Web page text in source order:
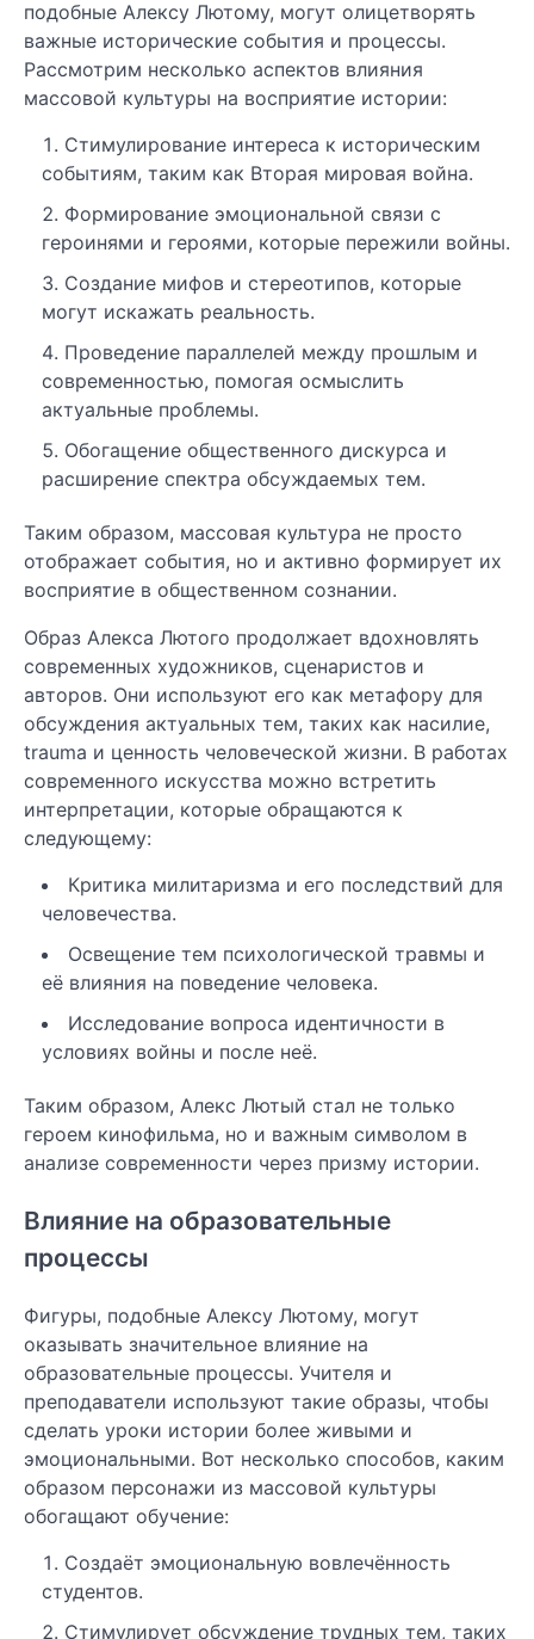
подобные Алексу Лютому, могут олицетворять
важные исторические события и процессы.
Рассмотрим несколько аспектов влияния
массовой культуры на восприятие истории:
Стимулирование интереса к историческим
событиям, таким как Вторая мировая война.
Формирование эмоциональной связи с
героинями и героями, которые пережили войны.
Создание мифов и стереотипов, которые
могут искажать реальность.
Проведение параллелей между прошлым и
современностью, помогая осмыслить
актуальные проблемы.
Обогащение общественного дискурса и
расширение спектра обсуждаемых тем.
Таким образом, массовая культура не просто
отображает события, но и активно формирует их
восприятие в общественном сознании.
Образ Алекса Лютого продолжает вдохновлять
современных художников, сценаристов и
авторов. Они используют его как метафору для
обсуждения актуальных тем, таких как насилие,
trauma и ценность человеческой жизни. В работах
современного искусства можно встретить
интерпретации, которые обращаются к
следующему:
Критика милитаризма и его последствий для
человечества.
Освещение тем психологической травмы и
её влияния на поведение человека.
Исследование вопроса идентичности в
условиях войны и после неё.
Таким образом, Алекс Лютый стал не только
героем кинофильма, но и важным символом в
анализе современности через призму истории.
Влияние на образовательные
процессы
Фигуры, подобные Алексу Лютому, могут
оказывать значительное влияние на
образовательные процессы. Учителя и
преподаватели используют такие образы, чтобы
сделать уроки истории более живыми и
эмоциональными. Вот несколько способов, каким
образом персонажи из массовой культуры
обогащают обучение:
Создаёт эмоциональную вовлечённость
студентов.
Стимулирует обсуждение трудных тем, таких